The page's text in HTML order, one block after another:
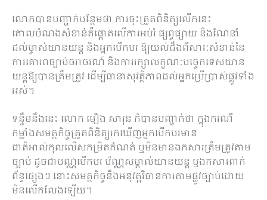
លោកបានបញ្ជាក់បន្ថែមថា ការចុះត្រួតពិនិត្យលើកនេះ
គោលបំណងសំខាន់គឺផ្តោតលើការអប់រំ ផ្សព្វផ្សាយ និងណែនាំ
ដល់ម្ចាស់យានយន្ត និងអ្នកបើកបរ ឱ្យយល់ដឹងពីសារៈសំខាន់នៃ
ការគោរពច្បាប់ចរាចរណ៍ និងការរក្សាលក្ខណៈបច្ចេកទេសយាន
យន្តឱ្យបានត្រឹមត្រូវ ដើម្បីធានាសុវត្ថិភាពដល់អ្នកប្រើប្រាស់ផ្លូវទាំង
អស់។
ទន្ទឹមនឹងនេះ លោក មឿង សារុន ក៏បានបញ្ជាក់ថា ក្នុងករណី
កម្លាំងសមត្ថកិច្ចត្រួតពិនិត្យរកឃើញអ្នកបើកបរមាន
ជាតិអាល់កុលលើសកម្រិតកំណត់ ឬមិនមានឯកសារត្រឹមត្រូវតាម
ច្បាប់ ដូចជាបណ្ណបើកបរ ប័ណ្ណសម្គាល់យានយន្ត ឬឯកសារពាក់
ព័ន្ធផ្សេងៗ នោះសមត្ថកិច្ចនឹងអនុវត្តវិធានការតាមផ្លូវច្បាប់ដោយ
មិនលើកលែងឡើយ។